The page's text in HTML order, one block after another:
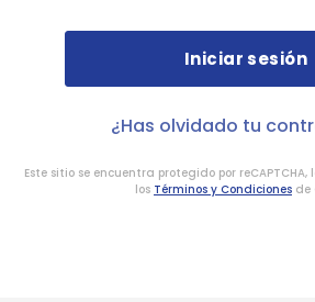
¿Has olvidado tu
Este sitio se encuentra protegido por reCAPTCHA,
los Términos y Condiciones de